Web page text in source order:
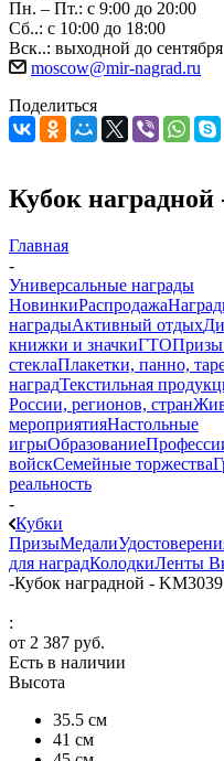
Пн. – Пт.: с 9:00 до 20:00
Сб..: с 10:00 до 18:00
Вск..: выходной до сентября
moscow@mir-nagrad.ru
Поделиться
Кубок
Главная
-
Универсальные награды
НовинкиРаспродажа
наградыАктивный отдых
книжки и значкиГТОПризы
стеклаПлакетки, панно,
наградТекстильная
России, регионов, стран
мероприятияНастольные
игрыОбразование
войскСемейные торжества
реальность
-
Кубки
ПризыМедали
для наградКолодкиЛенты
-Кубок наградной - KM3039
:
от 2 387 руб.
Есть в наличии
Высота
35.5 см
41 см